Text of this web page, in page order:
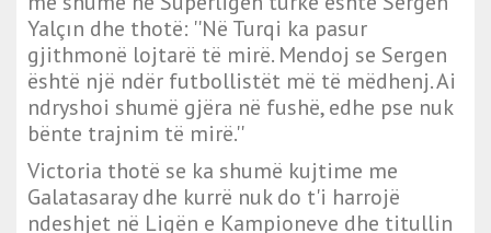
Yalçın dhe thotë: ''Në Turqi ka pasur
gjithmonë lojtarë të mirë. Mendoj se Sergen
është një ndër futbollistët më të mëdhenj. Ai
ndryshoi shumë gjëra në fushë, edhe pse nuk
bënte trajnim të mirë.''
Victoria thotë se ka shumë kujtime me
Galatasaray dhe kurrë nuk do t'i harrojë
ndeshjet në Ligën e Kampioneve dhe titullin